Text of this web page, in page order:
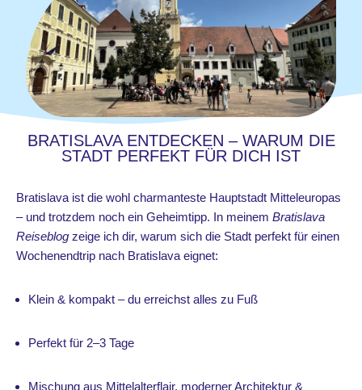
BRATISLAVA ENTDECKEN – WARUM DIE
STADT PERFEKT FÜR DICH IST
Bratislava ist die wohl charmanteste Hauptstadt Mitteleuropas
– und trotzdem noch ein Geheimtipp. In meinem Bratislava
Reiseblog zeige ich dir, warum sich die Stadt perfekt für einen
Wochenendtrip nach Bratislava eignet:
Klein & kompakt – du erreichst alles zu Fuß
Perfekt für 2–3 Tage
Mischung aus Mittelalterflair, moderner Architektur &